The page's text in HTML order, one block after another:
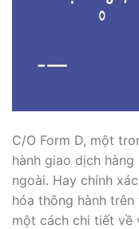
C/O Form D, một
hành giao dịch
ngoài. Hay chính
hóa thông hành
một cách chi tiết về